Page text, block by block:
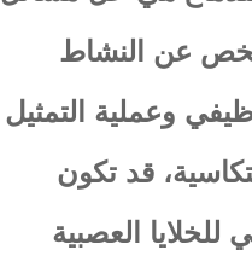
عن النشاط
وعملية التمثيل
قد تكون
العصبية